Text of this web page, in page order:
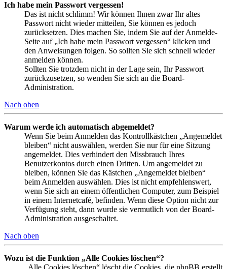
Ich habe mein Passwort vergessen!
Das ist nicht schlimm! Wir können Ihnen zwar Ihr altes
Passwort nicht wieder mitteilen, Sie können es jedoch
zurücksetzen. Dies machen Sie, indem Sie auf der Anmelde-
Seite auf „Ich habe mein Passwort vergessen“ klicken und
den Anweisungen folgen. So sollten Sie sich schnell wieder
anmelden können.
Sollten Sie trotzdem nicht in der Lage sein, Ihr Passwort
zurückzusetzen, so wenden Sie sich an die Board-
Administration.
Nach oben
Warum werde ich automatisch abgemeldet?
Wenn Sie beim Anmelden das Kontrollkästchen „Angemeldet
bleiben“ nicht auswählen, werden Sie nur für eine Sitzung
angemeldet. Dies verhindert den Missbrauch Ihres
Benutzerkontos durch einen Dritten. Um angemeldet zu
bleiben, können Sie das Kästchen „Angemeldet bleiben“
beim Anmelden auswählen. Dies ist nicht empfehlenswert,
wenn Sie sich an einem öffentlichen Computer, zum Beispiel
in einem Internetcafé, befinden. Wenn diese Option nicht zur
Verfügung steht, dann wurde sie vermutlich von der Board-
Administration ausgeschaltet.
Nach oben
Wozu ist die Funktion „Alle Cookies löschen“?
„Alle Cookies löschen“ löscht die Cookies, die phpBB erstellt